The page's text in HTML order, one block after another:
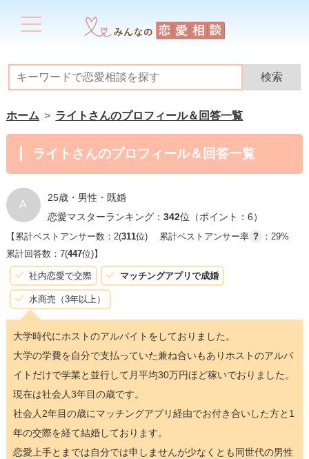
ホーム ライトさんのプロフィール＆回答一覧
ライトさんのプロフィール＆回答一覧
A
25歳・男性・既婚
恋愛マスターランキング： 342位（ポイント：6）
【累計ベストアンサー数：2(311位) 累計ベストアンサー率 ?
：29%
累計回答数：7(447位)】
社内恋愛で交際 マッチングアプリで成婚
水商売（3年以上）
大学時代にホストのアルバイトをしておりました。
大学の学費を自分で支払っていた兼ね合いもありホストのアルバ
イトだけで学業と並行して月平均30万円ほど稼いでおりました。
現在は社会人3年目の歳です。
社会人2年目の歳にマッチングアプリ経由でお付き合いした方と1
年の交際を経て結婚しております。
恋愛上手とまでは自分では申しませんが少なくとも同世代の男性